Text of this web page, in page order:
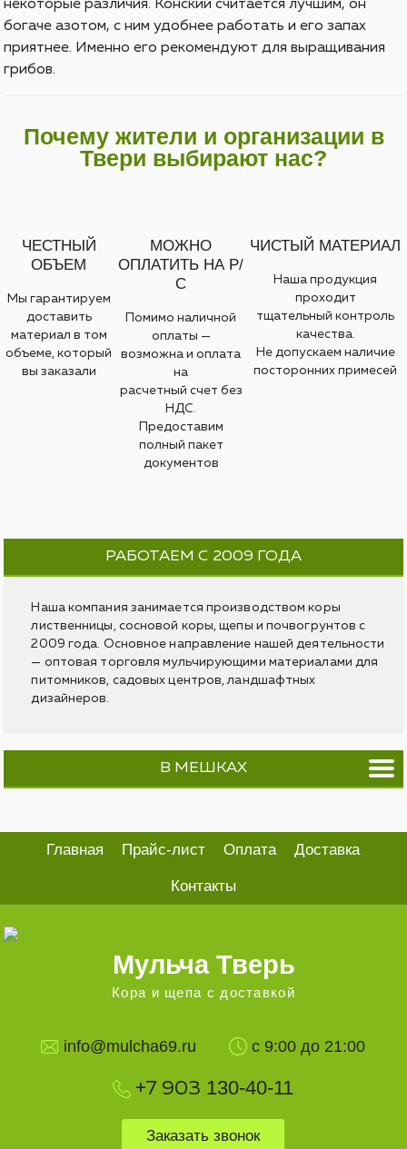
некоторые различия. Конский считается лучшим, он
богаче азотом, с ним удобнее работать и его запах
приятнее. Именно его рекомендуют для выращивания
грибов.
Почему жители и организации в
Твери выбирают нас?
ЧЕСТНЫЙ
ОБЪЕМ
Мы гарантируем
доставить
материал в том
объеме, который
вы заказали
МОЖНО
ОПЛАТИТЬ НА Р/
С
Помимо наличной
оплаты —
возможна и оплата
на
расчетный счет без
НДС.
Предоставим
полный пакет
документов
ЧИСТЫЙ МАТЕРИАЛ
Наша продукция
проходит
тщательный контроль
качества.
Не допускаем наличие
посторонних примесей
РАБОТАЕМ С 2009 ГОДА
Наша компания занимается производством коры
лиственницы, сосновой коры, щепы и почвогрунтов с
2009 года. Основное направление нашей деятельности
— оптовая торговля мульчирующими материалами для
питомников, садовых центров, ландшафтных
дизайнеров.
В МЕШКАХ
Главная Прайс-лист Оплата Доставка
Контакты
Мульча Тверь
Кора и щепа с доставкой
info@mulcha69.ru с 9:00 до 21:00
+7 903 130-40-11
Заказать звонок